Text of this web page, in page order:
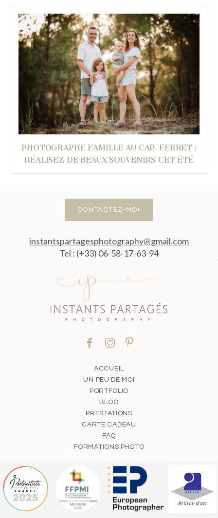
PHOTOGRAPHE FAMILLE AU CAP-FERRET :
RÉALISEZ DE BEAUX SOUVENIRS CET ÉTÉ
CONTACTEZ-MOI
instantspartagesphotography@gmail.com
Tel : (+33) 06-58-17-63-94
ACCUEIL
UN PEU DE MOI
PORTFOLIO
BLOG
PRESTATIONS
CARTE CADEAU
FAQ
FORMATIONS PHOTO